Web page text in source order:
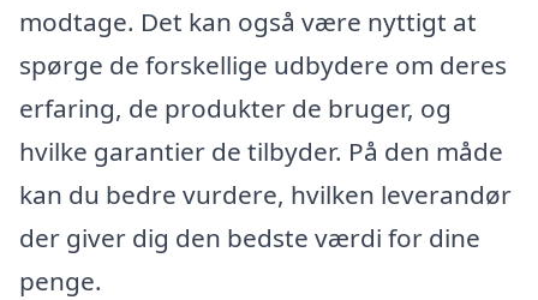
modtage. Det kan også være nyttigt at
spørge de forskellige udbydere om deres
erfaring, de produkter de bruger, og
hvilke garantier de tilbyder. På den måde
kan du bedre vurdere, hvilken leverandør
der giver dig den bedste værdi for dine
penge.